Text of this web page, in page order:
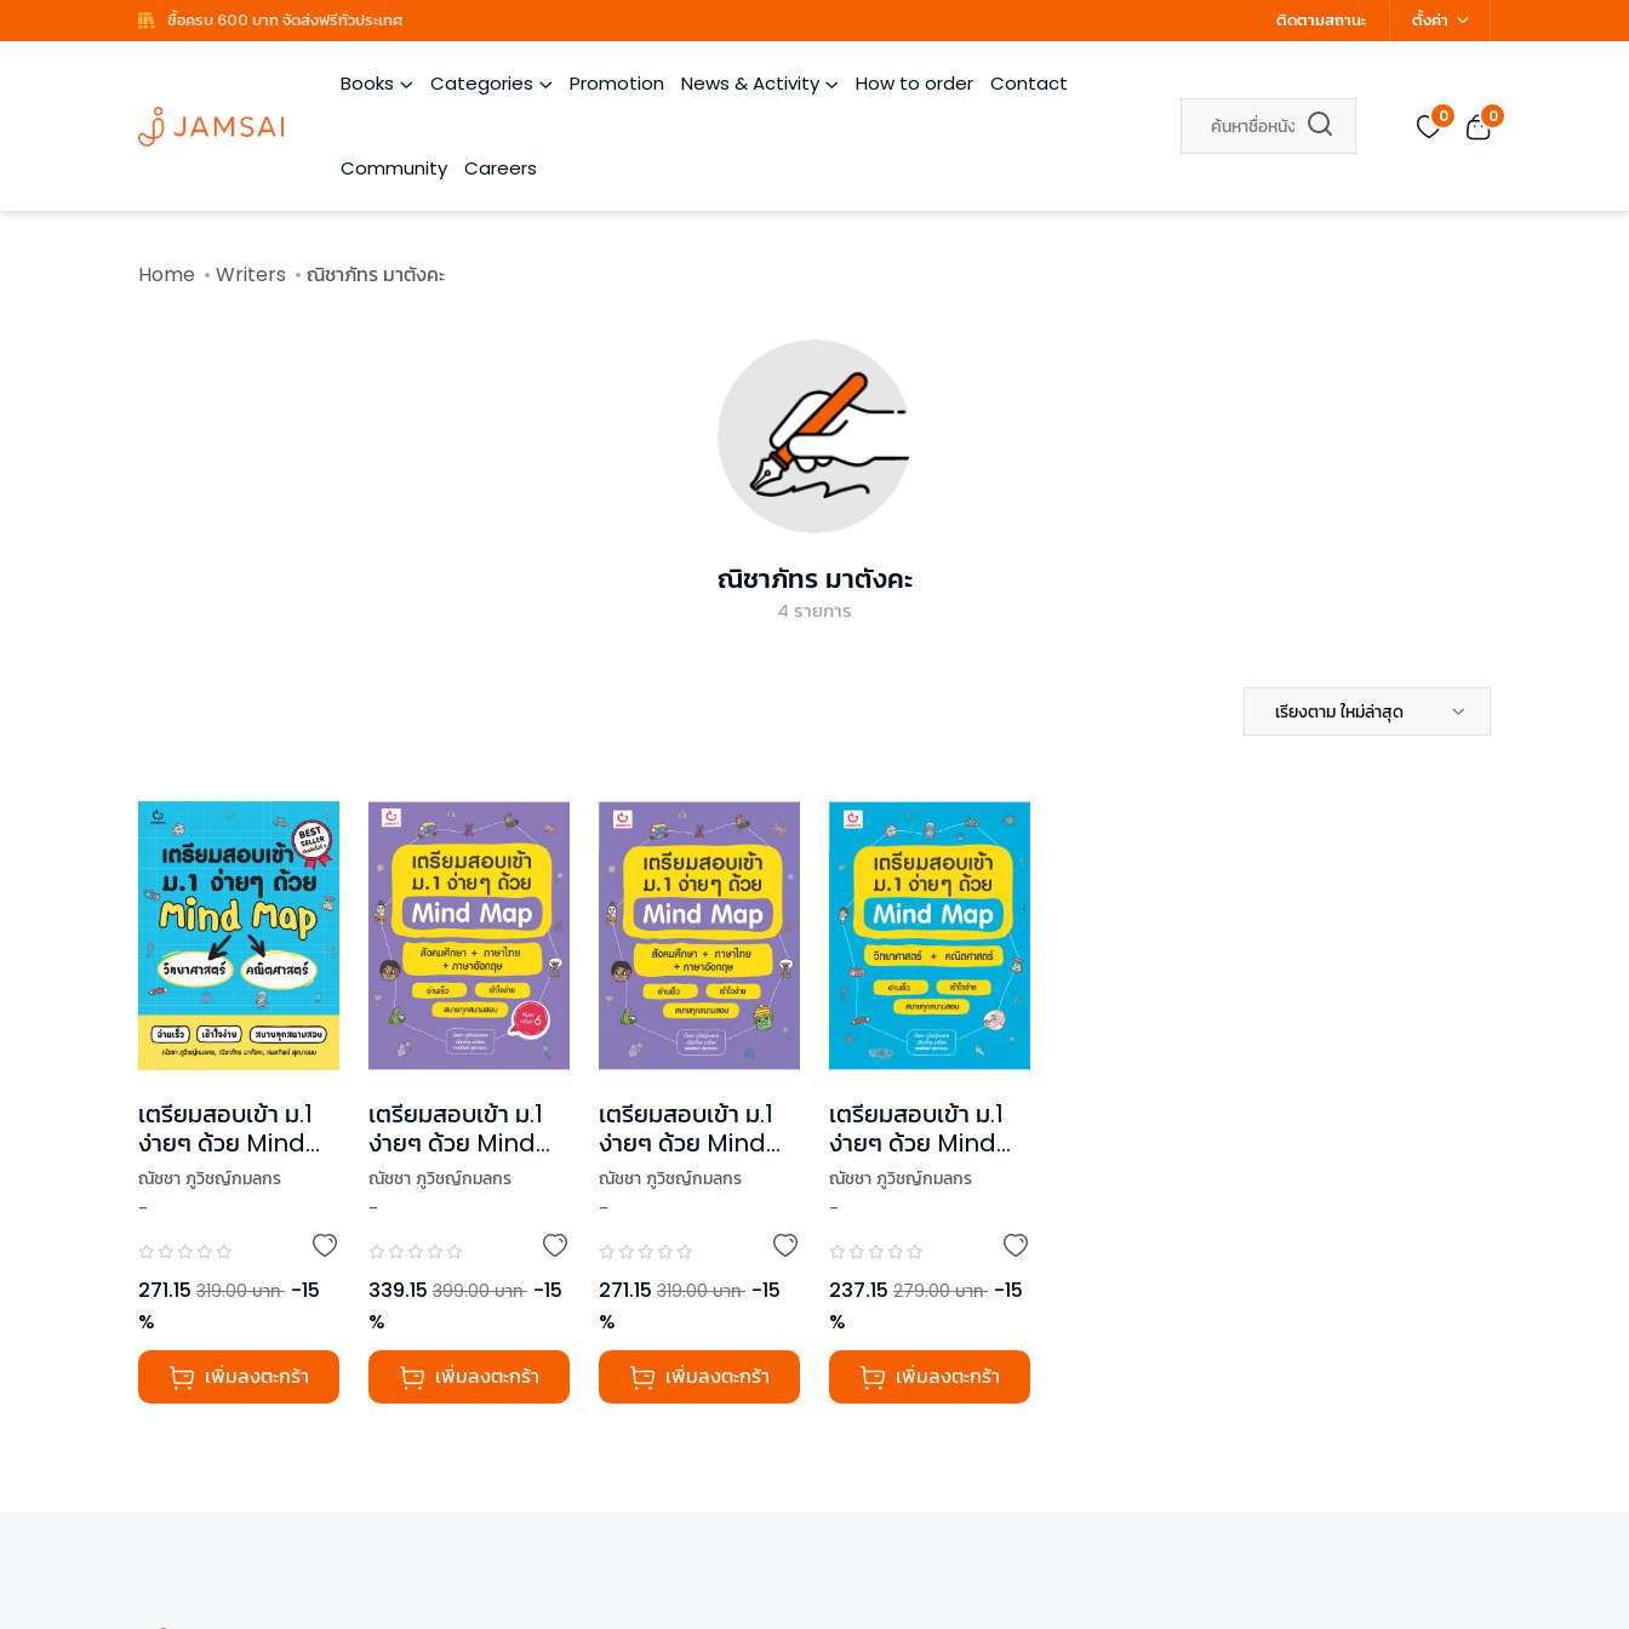
ซื้อครบ 600 บาท จัดส่งฟรีทั่วประเทศ ติดตามสถานะ ตั้งค่า
Books Categories Promotion News & Activity How to order Contact
Community Careers
0 0
Home Writers ณิชาภัทร มาตังคะ
ณิชาภัทร มาตังคะ
4 รายการ
เรียงตาม ใหม่ล่าสุด
เตรียมสอบเข้า ม.1
ง่ายๆ ด้วย Mind
Map
วิทยาศาสตร์+คณิต
ใหม่)
ณัชชา ภูวิชญ์กมลกร
,
,กมลทิพย์ สุขบางนบ
-
271.15 319.00 บาท -15
%
เพิ่มลงตะกร้า
เตรียมสอบเข้า ม.1
ง่ายๆ ด้วย Mind
Map
สังคมศึกษา+ภาษา
ไทย+ภาษาอังกฤษ
(ฉบับพิมพ์ใหม่)
ณัชชา ภูวิชญ์กมลกร
,
,กมลทิพย์ สุขบางนบ
-
339.15 399.00 บาท -15
%
เพิ่มลงตะกร้า
เตรียมสอบเข้า ม.1
ง่ายๆ ด้วย Mind
Map
สังคมศึกษา+ภาษา
ไทย+ภาษาอังกฤษ
ณัชชา ภูวิชญ์กมลกร
,
,กมลทิพย์ สุขบางนบ
-
271.15 319.00 บาท -15
%
เพิ่มลงตะกร้า
เตรียมสอบเข้า ม.1
ง่ายๆ ด้วย Mind
Map
วิทยาศาสตร์+คณิต
ณัชชา ภูวิชญ์กมลกร
,
,กมลทิพย์ สุขบางนบ
-
237.15 279.00 บาท -15
%
เพิ่มลงตะกร้า